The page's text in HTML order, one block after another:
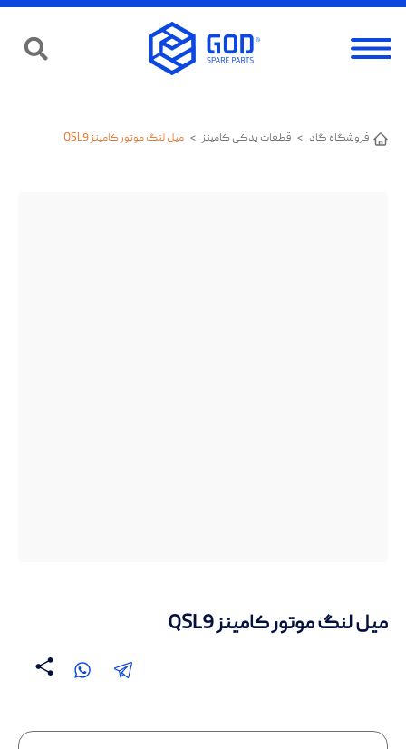
فروشگاه گاد > قطعات یدکی کامینز > میل لنگ موتور کامینز QSL9
میل لنگ موتور کامینز QSL9